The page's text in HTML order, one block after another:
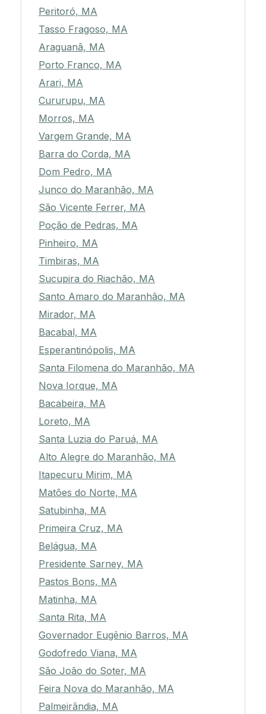
Peritoró, MA
Tasso Fragoso, MA
Araguanã, MA
Porto Franco, MA
Arari, MA
Cururupu, MA
Morros, MA
Vargem Grande, MA
Barra do Corda, MA
Dom Pedro, MA
Junco do Maranhão, MA
São Vicente Ferrer, MA
Poção de Pedras, MA
Pinheiro, MA
Timbiras, MA
Sucupira do Riachão, MA
Santo Amaro do Maranhão, MA
Mirador, MA
Bacabal, MA
Esperantinópolis, MA
Santa Filomena do Maranhão, MA
Nova Iorque, MA
Bacabeira, MA
Loreto, MA
Santa Luzia do Paruá, MA
Alto Alegre do Maranhão, MA
Itapecuru Mirim, MA
Matões do Norte, MA
Satubinha, MA
Primeira Cruz, MA
Belágua, MA
Presidente Sarney, MA
Pastos Bons, MA
Matinha, MA
Santa Rita, MA
Governador Eugênio Barros, MA
Godofredo Viana, MA
São João do Soter, MA
Feira Nova do Maranhão, MA
Palmeirândia, MA